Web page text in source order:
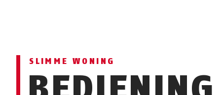
SLIMME WONING